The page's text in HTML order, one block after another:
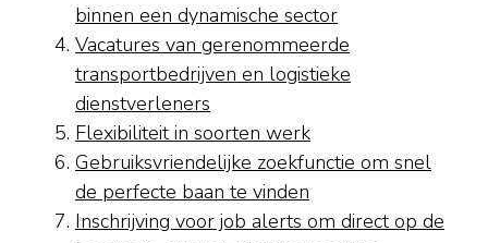
binnen een dynamische sector
Vacatures van gerenommeerde
transportbedrijven en logistieke
dienstverleners
Flexibiliteit in soorten werk
Gebruiksvriendelijke zoekfunctie om snel
de perfecte baan te vinden
Inschrijving voor job alerts om direct op de